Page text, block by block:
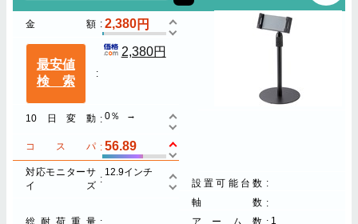
金額 2,380
最安値
検索
2,380円
10日変動 0％
コスパ 56.89
対応モニターサ
イズ
12.9インチ
設置可能台数
軸数
1